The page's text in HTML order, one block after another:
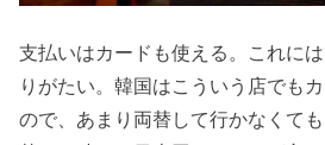
支払いはカードも使える。これに
りがたい。韓国はこういう店でも
ので、あまり両替して行かなくて